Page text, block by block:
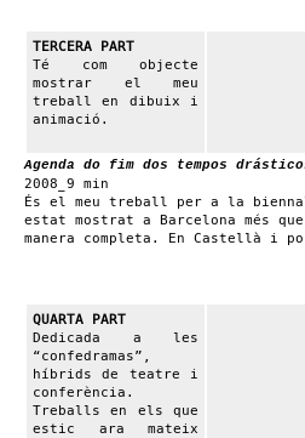
TERCERA PART
Té com objecte
mostrar el meu
treball en dibuix i
animació.
Agenda do fim dos tempos
2008_9 min
És el meu treball per a la
estat mostrat a Barcelona més
manera completa. En Castellà i
QUARTA PART
Dedicada a les
“confedramas”,
híbrids de teatre i
conferència.
Treballs en els que
estic ara mateix